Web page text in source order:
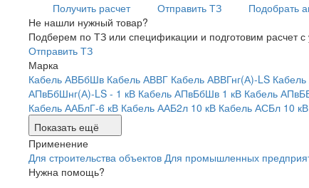
Получить расчет
Отправить ТЗ Подобрать
Не нашли нужный товар?
Подберем по ТЗ или спецификации и подготовим расчет с
Отправить ТЗ
Марка
Кабель АВБбШв Кабель АВВГ Кабель АВВГнг(А)-LS
АПвБбШнг(А)-LS - 1 кВ Кабель АПвБбШв 1 кВ Кабель
Кабель ААБлГ-6 кВ Кабель ААБ2л 10 кВ Кабель АСБл 10 кВ
Показать ещё
Применение
Для строительства объектов Для промышленных
Нужна помощь?